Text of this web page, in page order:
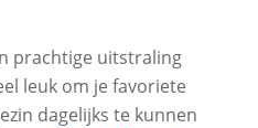
prachtige uitstraling
leuk om je favoriete
dagelijks te kunnen